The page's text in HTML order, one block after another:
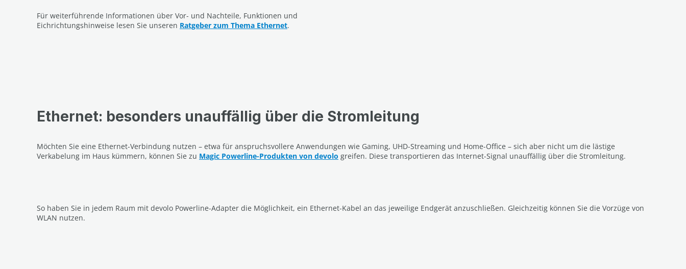
Für weiterführende Informationen über Vor- und Nachteile, Funktionen und
Eichrichtungshinweise lesen Sie unseren Ratgeber zum Thema Ethernet.
Ethernet: besonders unauffällig über die Stromleitung
Möchten Sie eine Ethernet-Verbindung nutzen – etwa für anspruchsvollere Anwendungen wie Gaming, UHD-Streaming und Home-Office – sich aber nicht um die lästige
Verkabelung im Haus kümmern, können Sie zu Magic Powerline-Produkten von devolo greifen. Diese transportieren das Internet-Signal unauffällig über die Stromleitung.
So haben Sie in jedem Raum mit devolo Powerline-Adapter die Möglichkeit, ein Ethernet-Kabel an das jeweilige Endgerät anzuschließen. Gleichzeitig können Sie die Vorzüge von
WLAN nutzen.